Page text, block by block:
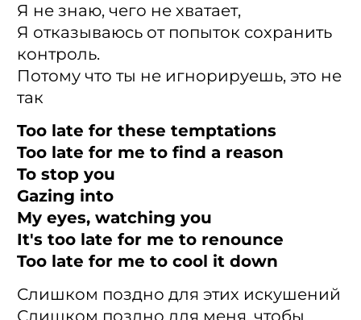
Я не знаю, чего не хватает,
Я отказываюсь от попыток сохранить
контроль.
Потому что ты не игнорируешь, это не
так
Too late for these temptations
Too late for me to find a reason
To stop you
Gazing into
My eyes, watching you
It's too late for me to renounce
Too late for me to cool it down
Слишком поздно для этих искушений
Слишком поздно для меня, чтобы